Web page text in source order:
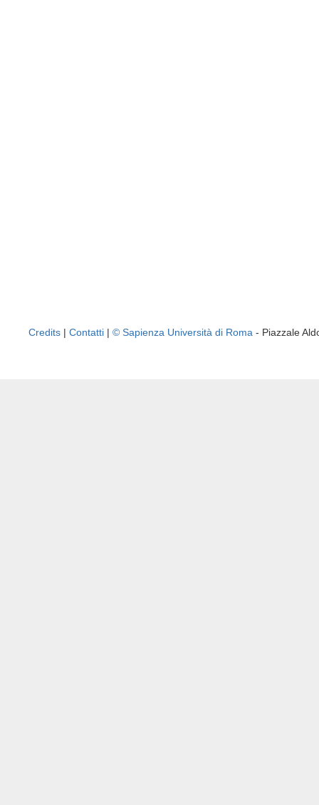
Credits | Contatti | © Sapienza Università di Roma - Piazzale